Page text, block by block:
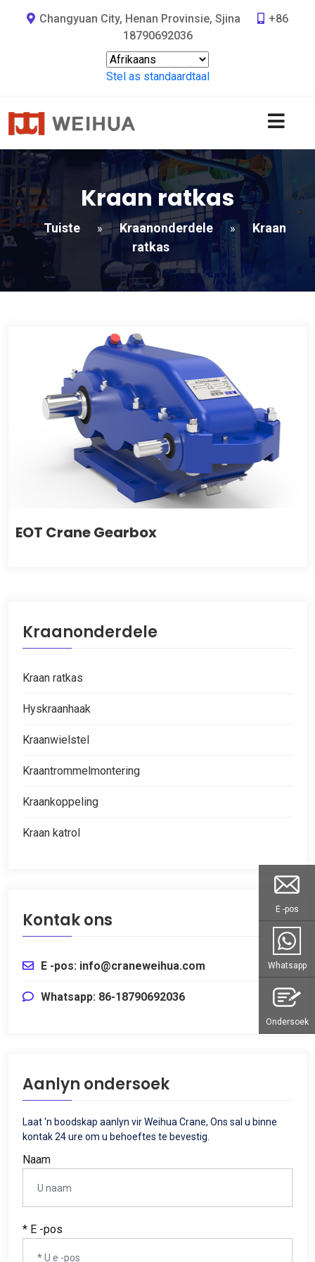
Changyuan City, Henan Provinsie, Sjina
+86
18790692036
Stel as standaardtaal
Kraan ratkas
Tuiste » Kraanonderdele »
Kraan
ratkas
EOT Crane Gearbox
Kraanonderdele
Kraan ratkas
Hyskraanhaak
Kraanwielstel
Kraantrommelmontering
Kraankoppeling
Kraan katrol
Kontak ons
E -pos: info@craneweihua.com
Whatsapp: 86-18790692036
Aanlyn ondersoek
Laat 'n boodskap aanlyn vir Weihua Crane, Ons sal u binne
kontak 24 ure om u behoeftes te bevestig.
Naam
* E -pos
E -pos
Whatsapp
Ondersoek